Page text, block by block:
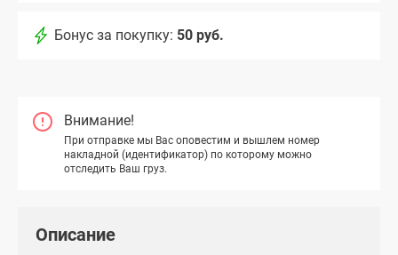
Бонус за покупку: 50 руб.
Внимание!
При отправке мы Вас оповестим и вышлем номер
накладной (идентификатор) по которому можно
отследить Ваш груз.
Описание